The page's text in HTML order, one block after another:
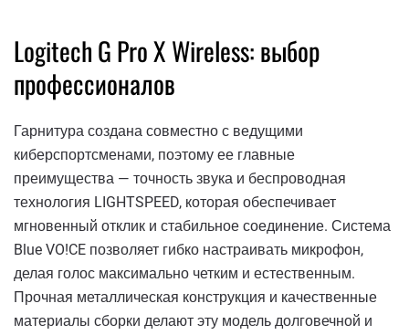
Logitech G Pro X Wireless: выбор
профессионалов
Гарнитура создана совместно с ведущими
киберспортсменами, поэтому ее главные
преимущества — точность звука и беспроводная
технология LIGHTSPEED, которая обеспечивает
мгновенный отклик и стабильное соединение. Система
Blue VO!CE позволяет гибко настраивать микрофон,
делая голос максимально четким и естественным.
Прочная металлическая конструкция и качественные
материалы сборки делают эту модель долговечной и